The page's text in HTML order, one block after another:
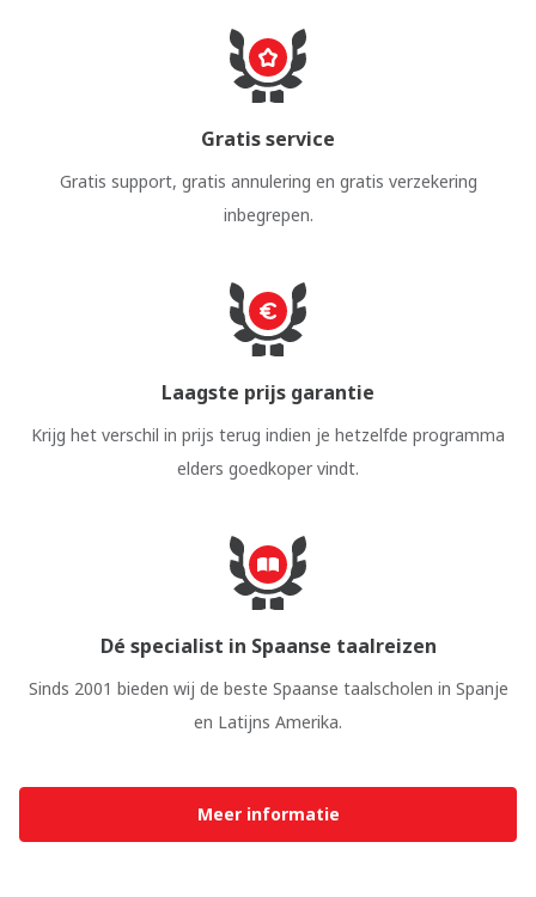
Gratis service
Gratis support, gratis annulering en gratis verzekering
inbegrepen.
Laagste prijs garantie
Krijg het verschil in prijs terug indien je hetzelfde programma
elders goedkoper vindt.
Dé specialist in Spaanse taalreizen
Sinds 2001 bieden wij de beste Spaanse taalscholen in Spanje
en Latijns Amerika.
Meer informatie